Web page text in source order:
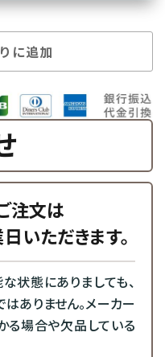
に追加
注文は
いただきます。
状態にありましても、
ありません。メーカー
る場合や欠品している